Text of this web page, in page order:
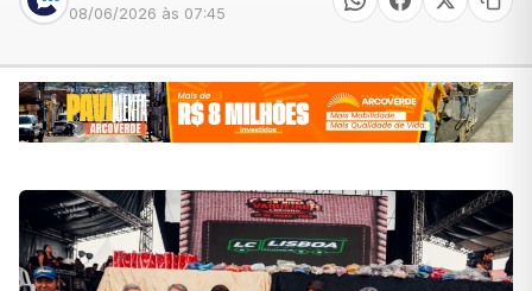
08/06/2026 às 07:45